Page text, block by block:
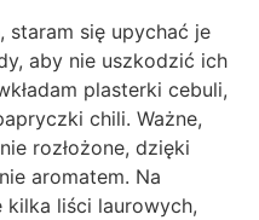
staram się upychać je
aby nie uszkodzić ich
plasterki cebuli,
chili. Ważne,
rozłożone, dzięki
aromatem. Na
kilka liści laurowych,